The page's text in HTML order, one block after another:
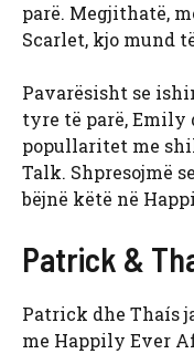
parë. Megjithatë,
Scarlet, kjo mund
Pavarësisht se
tyre të parë, Emily
popullaritet me
Talk. Shpresojmë
bëjnë këtë në
Patrick &
Patrick dhe Thaís
me Happily Ever